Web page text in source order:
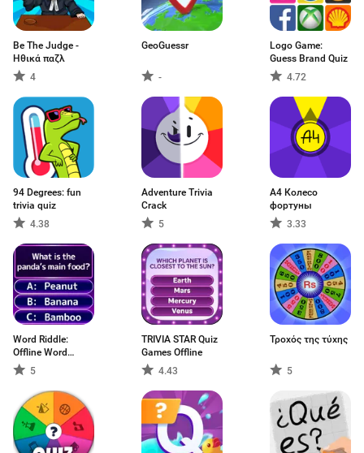
Be The Judge -
Ηθικά παζλ
4
GeoGuessr
-
Logo Game:
Guess Brand Quiz
4.72
94 Degrees: fun
trivia quiz
4.38
Adventure Trivia
Crack
5
А4 Колесо
фортуны
3.33
Word Riddle:
Offline Word
Game5
TRIVIA STAR Quiz
Games Offline
4.43
Τροχός της τύχης
5